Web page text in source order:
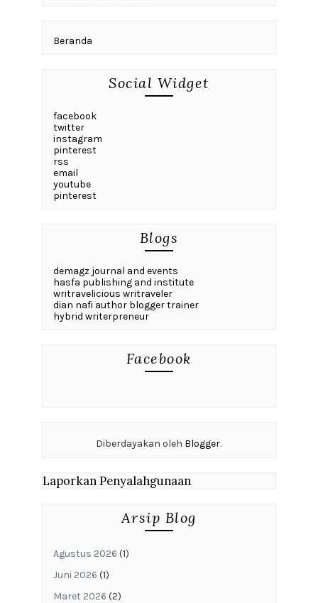
Beranda
Social Widget
facebook
twitter
instagram
pinterest
rss
email
youtube
pinterest
Blogs
demagz journal and events
hasfa publishing and institute
writravelicious writraveler
dian nafi author blogger trainer
hybrid writerpreneur
Facebook
Diberdayakan oleh Blogger.
Laporkan Penyalahgunaan
Arsip Blog
Agustus 2026 (1)
Juni 2026 (1)
Maret 2026 (2)